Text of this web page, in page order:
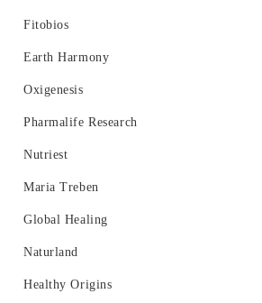
Пикочо-полова система
Хормонален баланс
Fitobios
Earth Harmony
Oxigenesis
Pharmalife Research
Nutriest
Maria Treben
Global Healing
Naturland
Healthy Origins